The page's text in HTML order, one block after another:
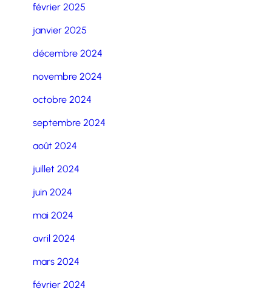
février 2025
janvier 2025
décembre 2024
novembre 2024
octobre 2024
septembre 2024
août 2024
juillet 2024
juin 2024
mai 2024
avril 2024
mars 2024
février 2024